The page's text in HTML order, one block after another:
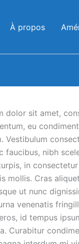
À propos
dolor sit amet,
eu
Vestibulum
faucibus, nibh
in
mollis. Cras
ut nunc
venenatis
id tempus
Curabitur